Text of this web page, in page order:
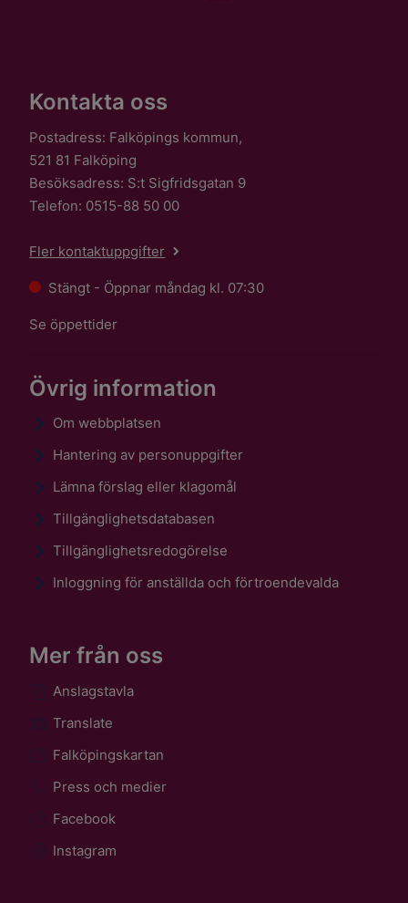
Kontakta oss
Postadress: Falköpings kommun,
521 81 Falköping
Besöksadress: S:t Sigfridsgatan 9
Telefon: 0515-88 50 00
Fler kontaktuppgifter
Stängt - Öppnar måndag kl. 07:30
Se öppettider
Övrig information
Om webbplatsen
Hantering av personuppgifter
Lämna förslag eller klagomål
Tillgänglighetsdatabasen
Tillgänglighetsredogörelse
Inloggning för anställda och förtroendevalda
Mer från oss
Anslagstavla
Translate
Falköpingskartan
Press och medier
Facebook
Instagram